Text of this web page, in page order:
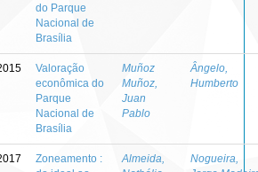
do Parque
Nacional de
Brasília
Valoração
econômica do
Parque
Nacional de
Brasília
Muñoz
Muñoz,
Juan
Pablo
Ângelo,
Humberto
Zoneamento :
Almeida,
Nogueira,